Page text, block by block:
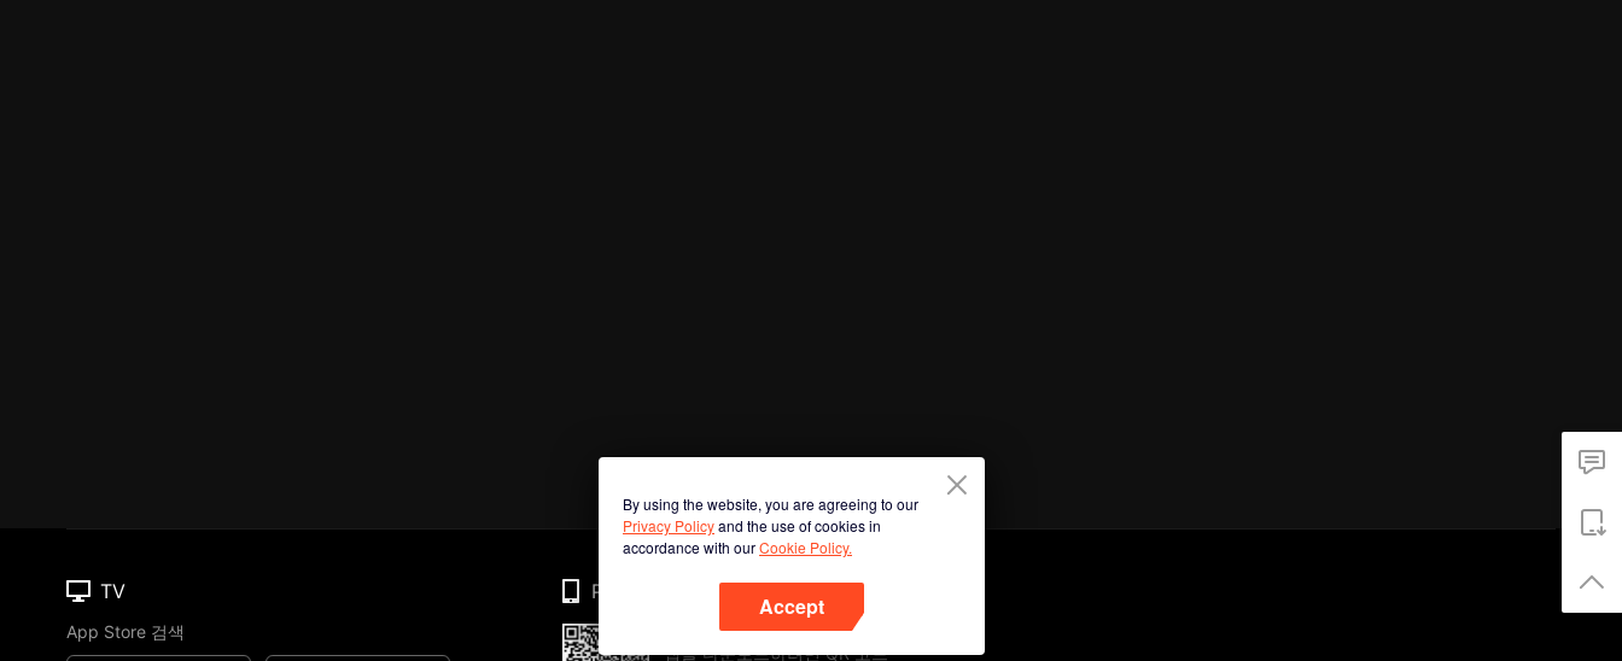
By using the website, you are agreeing to our
Privacy Policyand the use of cookies in
accordance with ourCookie Policy.
Accept
TV
App Store 검색
Phone
앱을 다운로드하려면 QR 코드